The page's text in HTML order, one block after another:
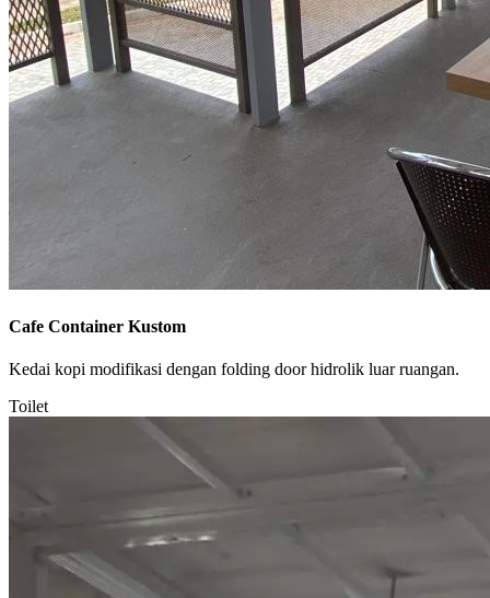
Cafe Container Kustom
Kedai kopi modifikasi dengan folding door hidrolik luar ruangan.
Toilet